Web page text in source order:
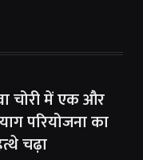
चोरी में एक और
परियोजना का
चढ़ा